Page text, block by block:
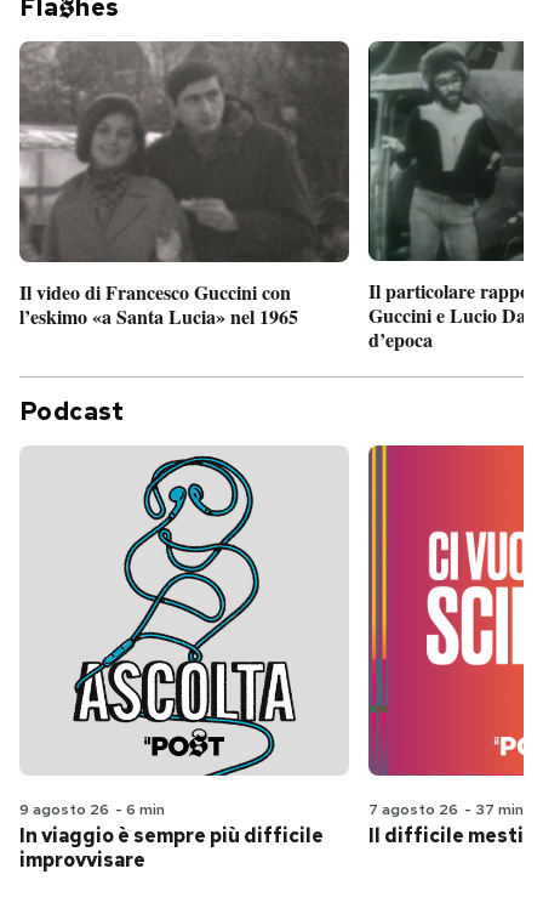
Fla hes
Il video di Francesco Guccini con
l’eskimo «a Santa Lucia» nel 1965
Il particolare
Guccini e Lucio
d’epoca
Podcast
9 agosto 26 - 6 min
In viaggio è sempre più difficile
improvvisare
7 agosto 26 - 37 min
Il difficile